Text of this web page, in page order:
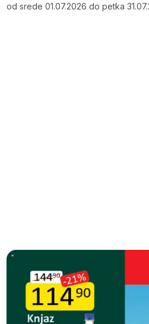
od srede 01.07.2026 do petka